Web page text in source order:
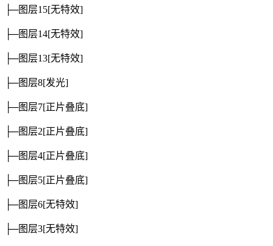
├─图层15[无特效]
├─图层14[无特效]
├─图层13[无特效]
├─图层8[发光]
├─图层7[正片叠底]
├─图层2[正片叠底]
├─图层4[正片叠底]
├─图层5[正片叠底]
├─图层6[无特效]
├─图层3[无特效]